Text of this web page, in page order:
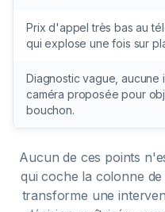
Prix d'appel très bas au
qui explose une fois sur
Diagnostic vague, aucune
caméra proposée pour
bouchon.
Aucun de ces points
qui coche la colonne
transforme une